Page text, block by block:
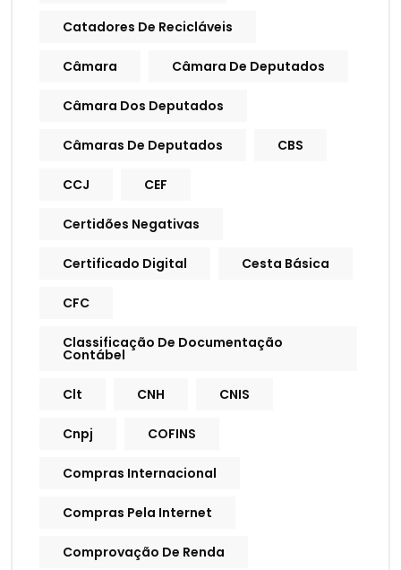
Catadores De Recicláveis
Câmara Câmara De Deputados
Câmara Dos Deputados
Câmaras De Deputados CBS
CCJ CEF
Certidões Negativas
Certificado Digital Cesta Básica
CFC
Classificação De Documentação
Contábel
Clt CNH CNIS
Cnpj COFINS
Compras Internacional
Compras Pela Internet
Comprovação De Renda